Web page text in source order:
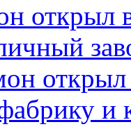
открыл